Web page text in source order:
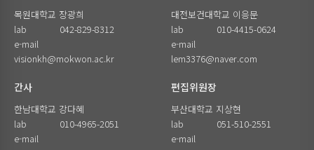
목원대학교 장광희
lab
042-829-8312
e-mail
visionkh@mokwon.ac.kr
대전보건대학교 이응문
lab
010-4415-0624
e-mail
lem3376@naver.com
간사
한남대학교 강다혜
lab
010-4965-2051
e-mail
편집위원장
부산대학교 지상현
lab
051-510-2551
e-mail